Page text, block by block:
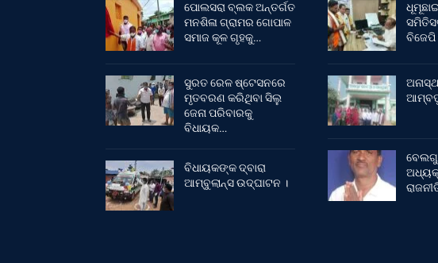
ପୋଲସରା ବ୍ଲକ ଅନ୍ତର୍ଗତ
ମନଶିଳା ଗ୍ରାମର ଗୋପାଳ
ସମାଜ କୂଳ ଗୃହକୁ…
ସୁରତ ରେଳ ଷ୍ଟେସନରେ
ମୃତବରଣ କରିଥିବା ସିଲୁ
ଜେନା ପରିବାରକୁ
ବିଧାୟକ…
ବିଧାୟକଙ୍କ ଦ୍ବାରା
ଆମ୍ବୁଲାନ୍ସ ଉଦ୍‌ଘାଟନ ।
ବିଜେପି